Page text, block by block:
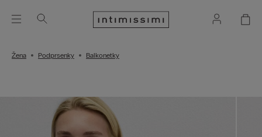
Žena Podprsenky Balkonetky